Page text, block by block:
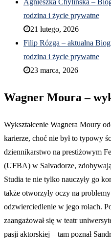
Agnieszka Chylińska –
rodzina i życie prywatne
21 lutego, 2026
Filip Rózga – aktualna
rodzina i życie prywatne
23 marca, 2026
Wagner Moura –
Wykształcenie Wagnera Moury
karierze, choć nie był to typowy
dziennikarstwo na prestiżowym
(UFBA) w Salvadorze,
Studia te nie tylko nauczyły go
także otworzyły oczy na
odzwierciedlenie w jego rolach.
zaangażował się w teatr
pasji aktorskiej – tam poznał